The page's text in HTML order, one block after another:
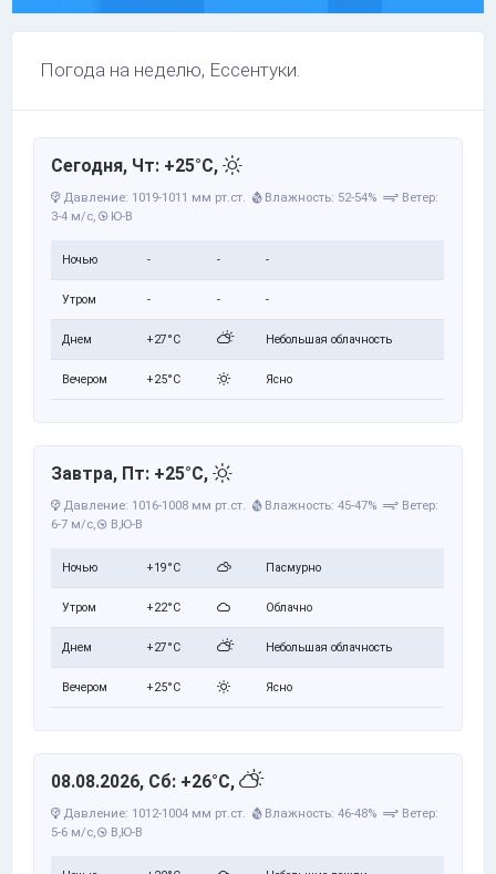
Погода на неделю, Ессентуки.
Сегодня, Чт: +25°C,
Давление: 1019-1011 мм рт.ст. Влажность: 52-54%
Ветер:
3-4 м/с, Ю-В
Ночью - - -
Утром - - -
Днем +27°C Небольшая облачность
Вечером +25°C Ясно
Завтра, Пт: +25°C,
Давление: 1016-1008 мм рт.ст. Влажность: 45-47%
Ветер:
6-7 м/с,
В,Ю-В
Ночью +19°C Пасмурно
Утром +22°C Облачно
Днем +27°C Небольшая облачность
Вечером +25°C Ясно
08.08.2026, Сб: +26°C,
Давление: 1012-1004 мм рт.ст. Влажность: 46-48%
Ветер:
5-6 м/с,
В,Ю-В